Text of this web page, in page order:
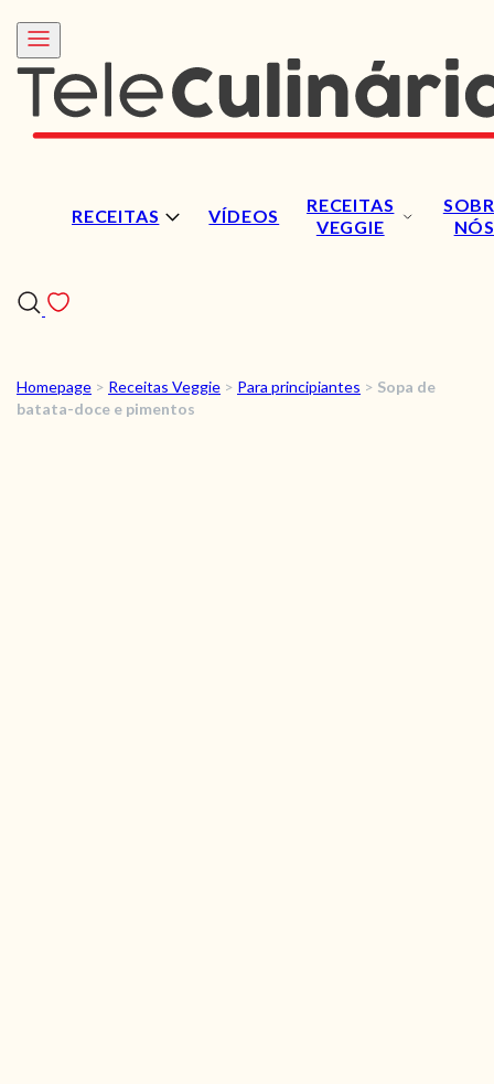
RECEITAS VÍDEOS
RECEITAS
VEGGIE
NÓS
RECEITAS
Homepage > Receitas Veggie > Para principiantes > Sopa de
batata-doce e pimentos